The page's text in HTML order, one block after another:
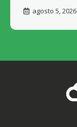
agosto 5, 2026